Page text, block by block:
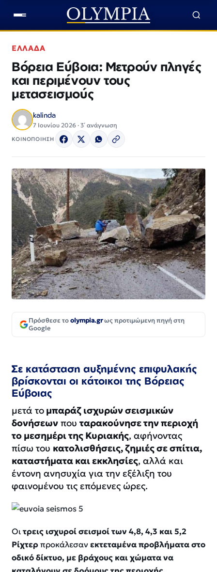
ΕΛΛΑΔΑ
Βόρεια Εύβοια: Μετρούν πληγές
και περιμένουν τους
μετασεισμούς
kalinda
7 Ιουνίου 2026 · 3΄ ανάγνωση
ΚΟΙΝΟΠΟΙΗΣΗ
Πρόσθεσε τοolympia.grως προτιμώμενη πηγή στη
Google
Σε κατάσταση αυξημένης επιφυλακής
βρίσκονται οι κάτοικοι της Βόρειας
Εύβοιας
μετά το μπαράζ ισχυρών σεισμικών
δονήσεων που ταρακούνησε την περιοχή
το μεσημέρι της Κυριακής, αφήνοντας
πίσω του κατολισθήσεις, ζημιές σε σπίτια,
καταστήματα και εκκλησίες, αλλά και
έντονη ανησυχία για την εξέλιξη του
φαινομένου τις επόμενες ώρες.
Οιτρεις ισχυροί σεισμοί των 4,8, 4,3 και 5,2
Ρίχτερπροκάλεσανεκτεταμένα προβλήματα στο
οδικό δίκτυο, με βράχους και χώματα να